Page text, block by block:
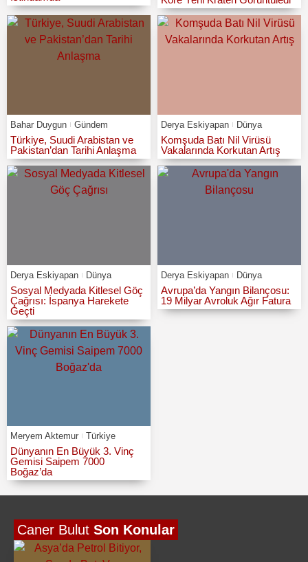
Bahar Duygun Gündem
Türkiye, Suudi Arabistan ve
Pakistan’dan Tarihi Anlaşma
Derya Eskiyapan Dünya
Komşuda Batı Nil Virüsü
Vakalarında Korkutan Artış
Derya Eskiyapan Dünya
Sosyal Medyada Kitlesel Göç
Çağrısı: İspanya Harekete
Geçti
Derya Eskiyapan Dünya
Avrupa’da Yangın Bilançosu:
19 Milyar Avroluk Ağır Fatura
Meryem Aktemur Türkiye
Dünyanın En Büyük 3. Vinç
Gemisi Saipem 7000
Boğaz’da
Caner Bulut Son Konular